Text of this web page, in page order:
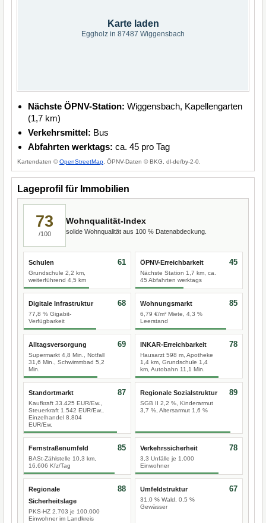
Karte laden
Eggholz in 87487 Wiggensbach
Nächste ÖPNV-Station: Wiggensbach, Kapellengarten
(1,7 km)
Verkehrsmittel: Bus
Abfahrten werktags: ca. 45 pro Tag
Kartendaten ©OpenStreetMap , ÖPNV-Daten © BKG, dl-de/by-2-0.
Lageprofil für Immobilien
73
/100
Wohnqualität-Index
solide Wohnqualität aus 100 % Datenabdeckung.
Schulen
Grundschule 2,2 km,
weiterführend 4,5 km
61 ÖPNV-Erreichbarkeit
Nächste Station 1,7 km, ca.
45 Abfahrten werktags
45
Digitale Infrastruktur
77,8 % Gigabit-
Verfügbarkeit
68 Wohnungsmarkt
6,79 €/m² Miete, 4,3 %
Leerstand
85
Alltagsversorgung
Supermarkt 4,8 Min., Notfall
31,6 Min., Schwimmbad 5,2
Min.
69 INKAR-Erreichbarkeit
Hausarzt 598 m, Apotheke
1,4 km, Grundschule 1,4
km, Autobahn 11,1 Min.
78
Standortmarkt
Kaufkraft 33.425 EUR/Ew.,
Steuerkraft 1.542 EUR/Ew.,
Einzelhandel 8.804
EUR/Ew.
87 Regionale Sozialstruktur
SGB II 2,2 %, Kinderarmut
3,7 %, Altersarmut 1,6 %
89
Fernstraßenumfeld
BASt-Zählstelle 10,3 km,
16.606 Kfz/Tag
85 Verkehrssicherheit
3,3 Unfälle je 1.000
Einwohner
78
Regionale
Sicherheitslage
PKS-HZ 2.703 je 100.000
Einwohner im Landkreis
88 Umfeldstruktur
31,0 % Wald, 0,5 %
Gewässer
67